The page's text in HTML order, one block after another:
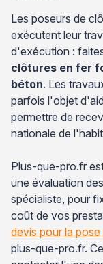
Les poseurs de
exécutent leur
d'exécution :
clôtures en fer
béton. Les
parfois l'objet
permettre de
nationale de
Plus-que-pro.fr
une évaluation
spécialiste, pour
coût de vos
devis pour la
plus-que-pro.fr.